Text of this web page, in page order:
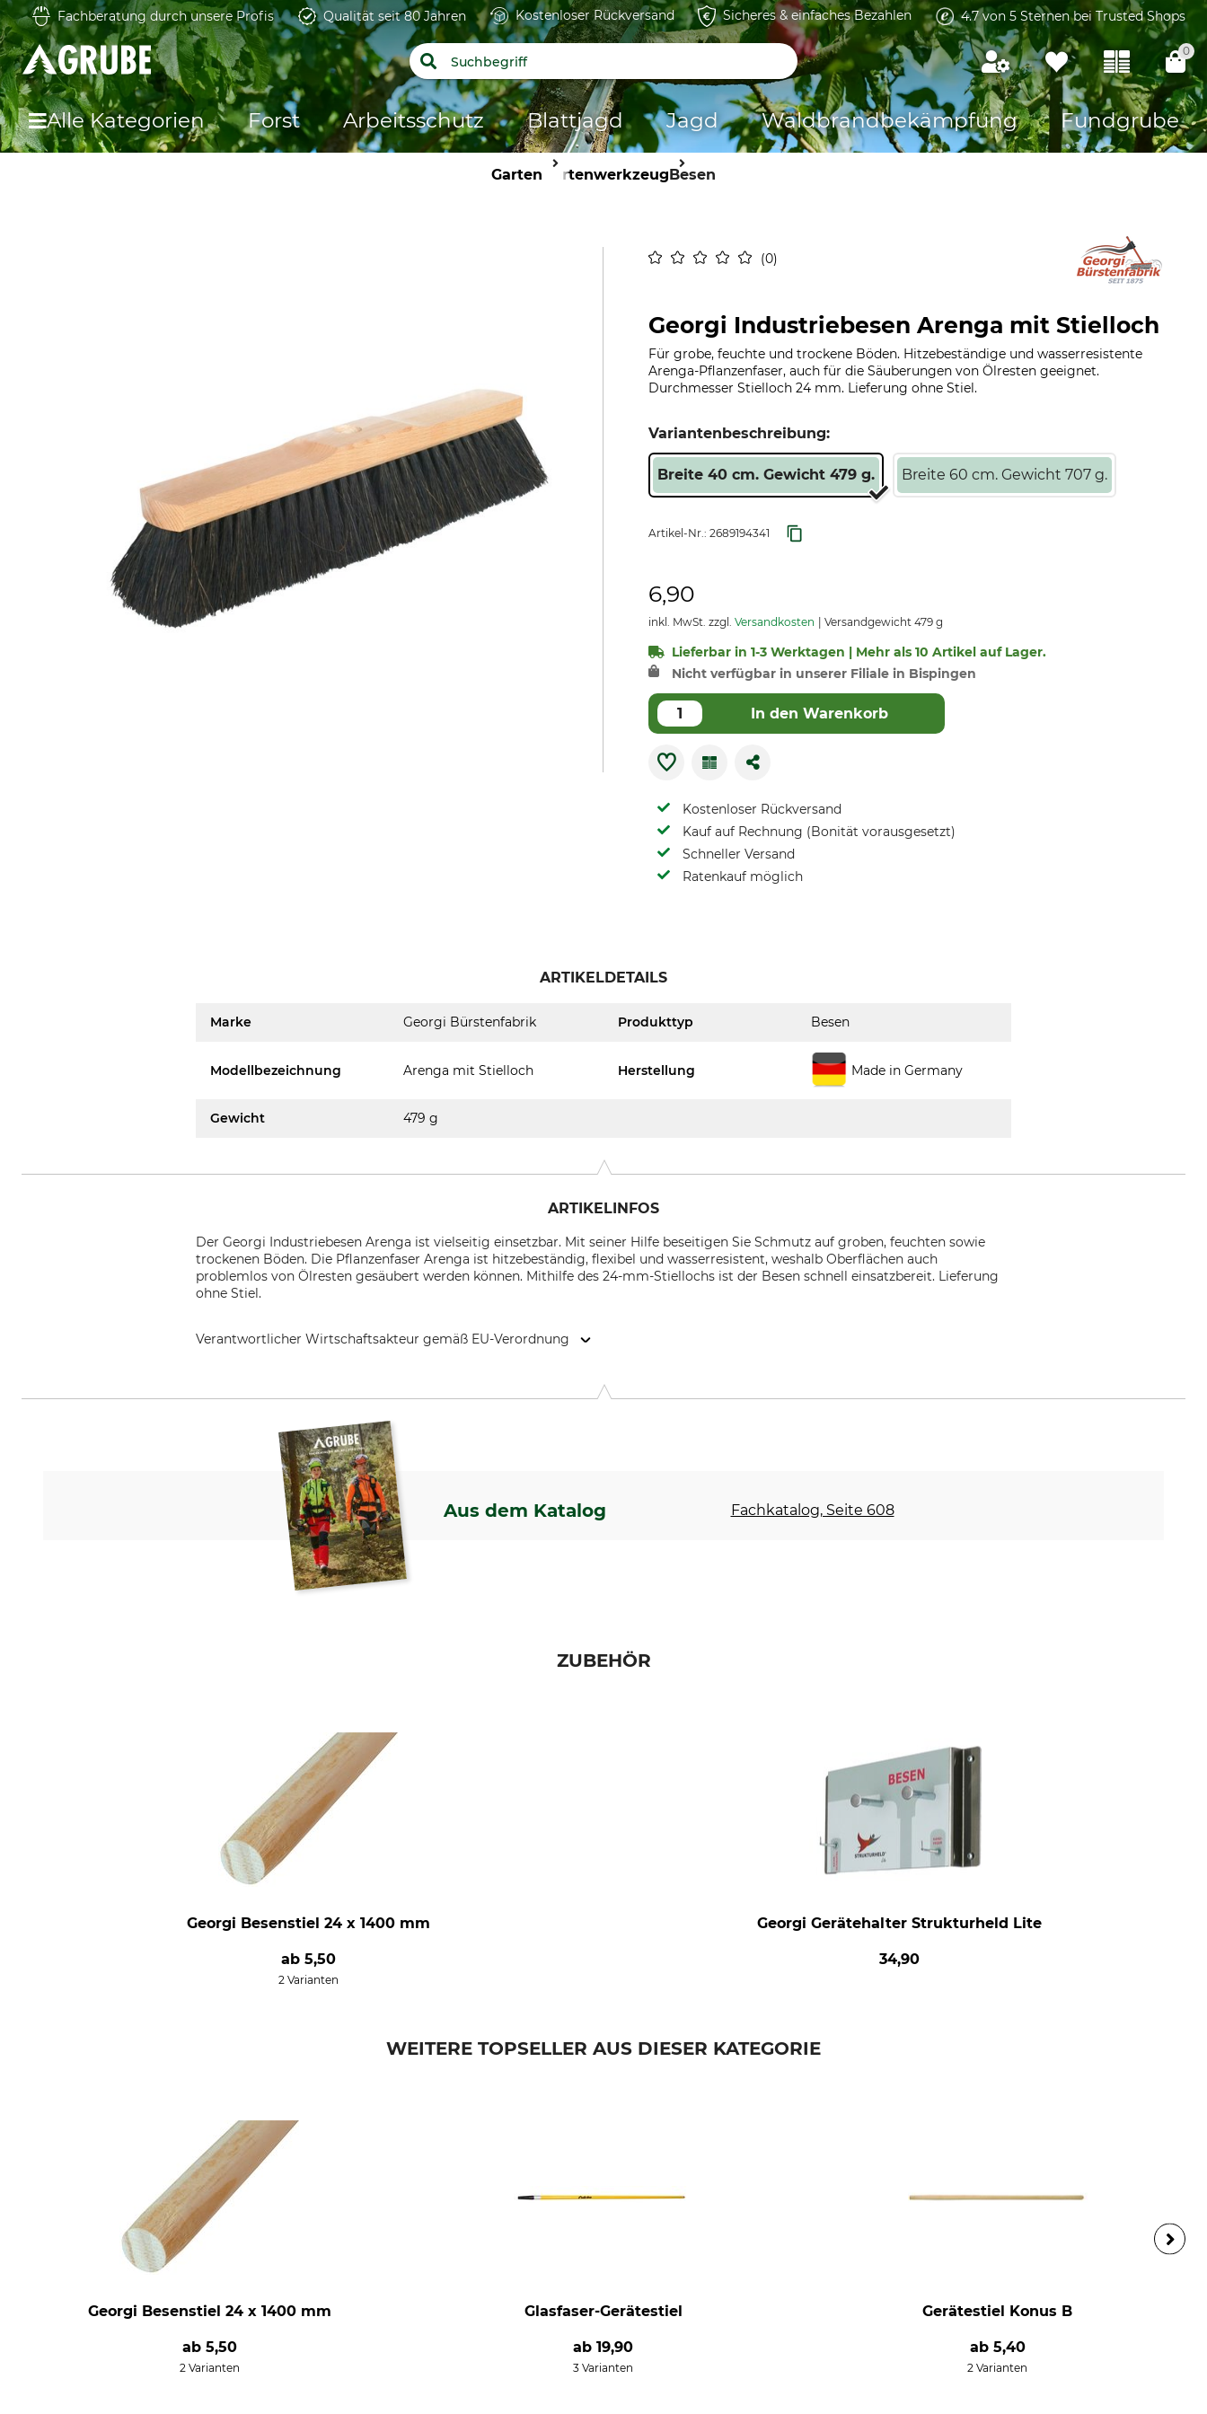
Fachberatung durch unsere Profis Qualität seit 80 Jahren Kostenloser Rückversand Sicheres & einfaches Bezahlen 4.7 von 5 Sternen bei Trusted Shops
0
Alle Kategorien Forst Arbeitsschutz Blattjagd Jagd Waldbrandbekämpfung Fundgrube
Garten GartenwerkzeugBesen
0
Georgi Industriebesen Arenga mit Stielloch
Für grobe, feuchte und trockene Böden. Hitzebeständige und wasserresistente
Arenga-Pflanzenfaser, auch für die Säuberungen von Ölresten geeignet.
Durchmesser Stielloch 24 mm. Lieferung ohne Stiel.
Variantenbeschreibung:
Breite 40 cm. Gewicht 479 g. Breite 60 cm. Gewicht 707 g.
Artikel-Nr.: 2689194341
6,90
inkl. MwSt. zzgl. Versandkosten Versandgewicht 479 g
Lieferbar in 1-3 Werktagen | Mehr als 10 Artikel auf Lager.
Nicht verfügbar in unserer Filiale in Bispingen
In den Warenkorb
Kostenloser Rückversand
Kauf auf Rechnung (Bonität vorausgesetzt)
Schneller Versand
Ratenkauf möglich
ARTIKELDETAILS
Marke Georgi Bürstenfabrik Produkttyp Besen
Modellbezeichnung Arenga mit Stielloch Herstellung Made in Germany
Gewicht 479 g
ARTIKELINFOS
Der Georgi Industriebesen Arenga ist vielseitig einsetzbar. Mit seiner Hilfe beseitigen Sie Schmutz auf groben, feuchten sowie
trockenen Böden. Die Pflanzenfaser Arenga ist hitzebeständig, flexibel und wasserresistent, weshalb Oberflächen auch
problemlos von Ölresten gesäubert werden können. Mithilfe des 24-mm-Stiellochs ist der Besen schnell einsatzbereit. Lieferung
ohne Stiel.
Verantwortlicher Wirtschaftsakteur gemäß EU-Verordnung
Aus dem Katalog Fachkatalog, Seite 608
ZUBEHÖR
Georgi Besenstiel 24 x 1400 mm
ab 5,50
2 Varianten
Georgi Gerätehalter Strukturheld Lite
34,90
WEITERE TOPSELLER AUS DIESER KATEGORIE
Georgi Besenstiel 24 x 1400 mm
ab 5,50
2 Varianten
Glasfaser-Gerätestiel
ab19,90
3 Varianten
Gerätestiel Konus B
ab 5,40
2 Varianten